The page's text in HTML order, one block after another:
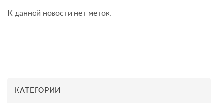
К данной новости нет меток.
КАТЕГОРИИ